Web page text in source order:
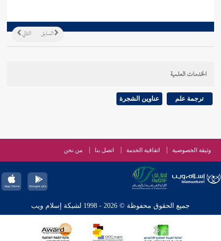
التالي السابق
الخدمات العلمية
ترجمة علم عناوين الشجرة
وثيقة الخصوصية اتفاقية الخدمة اتصل بنا من نحن
جميع الحقوق محفوظة © 2026 - 1998 لشبكة إسلام ويب